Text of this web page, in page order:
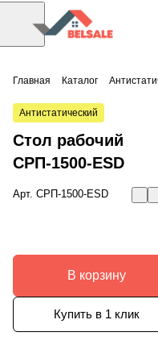
Главная Каталог
Антистатический
Стол рабочий
СРП-1500-ESD
Арт. СРП-1500-ESD
В корзину
Купить в 1 клик